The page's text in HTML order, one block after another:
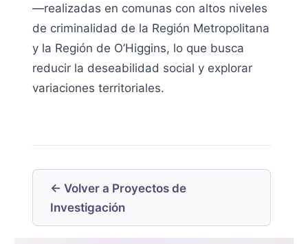
—realizadas en comunas con altos niveles
de criminalidad de la Región Metropolitana
y la Región de O’Higgins, lo que busca
reducir la deseabilidad social y explorar
variaciones territoriales.
← Volver a Proyectos de
Investigación